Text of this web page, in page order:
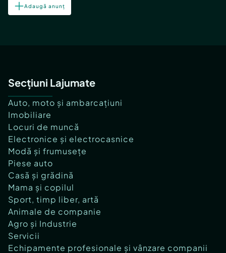
Adaugă anunț
Secțiuni Lajumate
Auto, moto și ambarcațiuni
Imobiliare
Locuri de muncă
Electronice și electrocasnice
Modă și frumusețe
Piese auto
Casă și grădină
Mama și copilul
Sport, timp liber, artă
Animale de companie
Agro și Industrie
Servicii
Echipamente profesionale și vânzare companii